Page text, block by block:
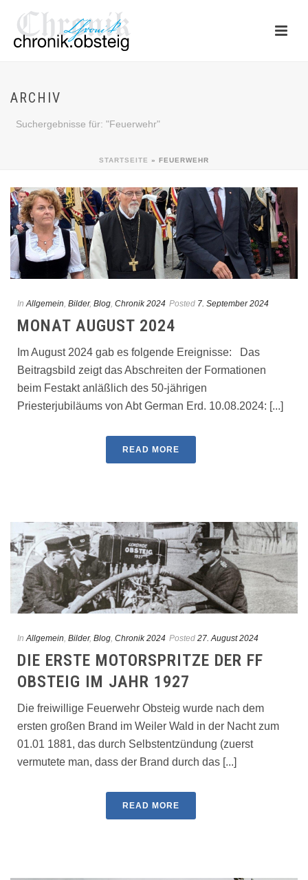
ARCHIV
Suchergebnisse für: "Feuerwehr"
STARTSEITE » FEUERWEHR
In Allgemein, Bilder, Blog, Chronik 2024 Posted 7. September 2024
MONAT AUGUST 2024
Im August 2024 gab es folgende Ereignisse: Das
Beitragsbild zeigt das Abschreiten der Formationen
beim Festakt anläßlich des 50-jährigen
Priesterjubiläums von Abt German Erd. 10.08.2024: [...]
READ MORE
In Allgemein Bilder, Blog Chronik 2024 Posted 27. August 2024
DIE ERSTE MOTORSPRITZE DER FF
OBSTEIG IM JAHR 1927
Die freiwillige Feuerwehr Obsteig wurde nach dem
ersten großen Brand im Weiler Wald in der Nacht zum
01.01 1881, das durch Selbstentzündung (zuerst
vermutete man, dass der Brand durch das [...]
READ MORE